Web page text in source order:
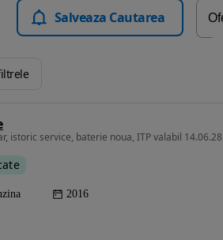
Salveaza Cautarea
istoric service, baterie noua, ITP valabil 14.06.28
2016